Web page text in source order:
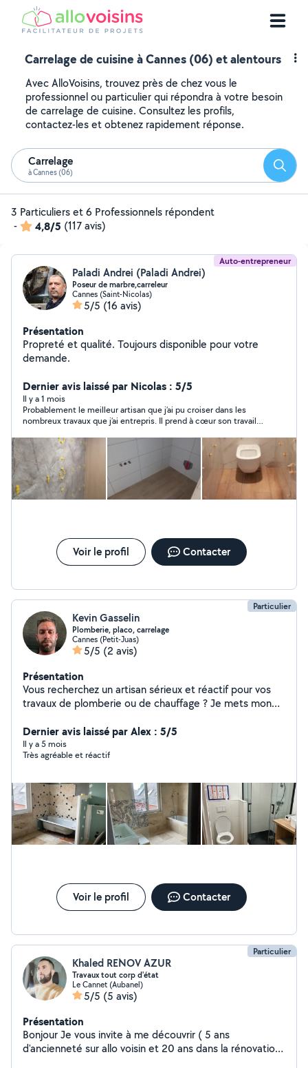
Carrelage de cuisine à Cannes (06) et alentours
Avec AlloVoisins, trouvez près de chez vous le
professionnel ou particulier qui répondra à votre besoin
de carrelage de cuisine. Consultez les profils,
contactez-les et obtenez rapidement réponse.
Carrelage
à Cannes (06)
3 Particuliers et 6 Professionnels répondent
-
4,8/5 (117 avis)
Auto-entrepreneur
Paladi Andrei (Paladi Andrei)
Poseur de marbre,carreleur
Cannes (Saint-Nicolas)
5/5 (16 avis)
Présentation
Propreté et qualité. Toujours disponible pour votre
demande.
Dernier avis laissé par Nicolas : 5/5
Il y a 1 mois
Probablement le meilleur artisan que j’ai pu croiser dans les
nombreux travaux que j’ai entrepris. Il prend à cœur son travail
Voir le profil Contacter
Particulier
Kevin Gasselin
Plomberie, placo, carrelage
Cannes (Petit-Juas)
5/5 (2 avis)
Présentation
Vous recherchez un artisan sérieux et réactif pour vos
travaux de plomberie ou de chauffage ? Je mets mon
d'interventions, que vous soyez particulier ou
professionnel. Prestations proposées : Dépannage
plomberie : fuites, débouchage, remplacement de
rénovation de salles de bain et cuisines
Remplacement de chauffe-eau . Création et
mise aux normes de réseaux (PER, cuivre, multicouche)
Pourquoi faire appel à mes services ? Artisan
qualifié et déclaré Intervention rapide Travail soigné
Dernier avis laissé par Alex : 5/5
Il y a 5 mois
Très agréable et réactif
Voir le profil Contacter
Particulier
Khaled RENOV AZUR
Travaux tout corp d'état
Le Cannet (Aubanel)
5/5 (5 avis)
Présentation
Bonjour Je vous invite à me découvrir ( 5 ans
d'ancienneté sur allo voisin et 20 ans dans la rénovation)